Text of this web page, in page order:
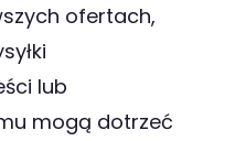
ofertach,
lub
mogą dotrzeć